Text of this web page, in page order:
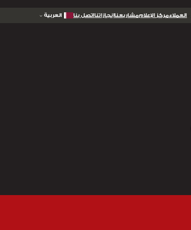
العملاءمركز الإعلاممشاريعناإنجازاتنااتصل بنا العربية